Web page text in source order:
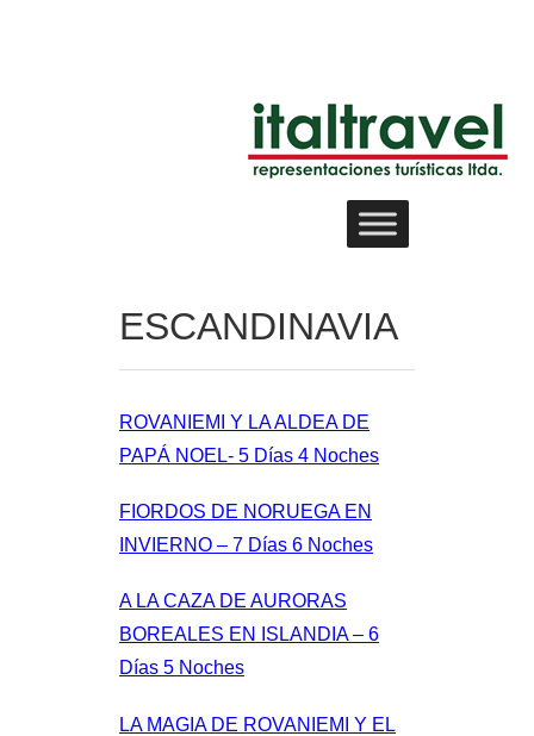
ESCANDINAVIA
ROVANIEMI Y LA ALDEA DE
PAPÁ NOEL- 5 Días 4 Noches
FIORDOS DE NORUEGA EN
INVIERNO – 7 Días 6 Noches
A LA CAZA DE AURORAS
BOREALES EN ISLANDIA – 6
Días 5 Noches
LA MAGIA DE ROVANIEMI Y EL